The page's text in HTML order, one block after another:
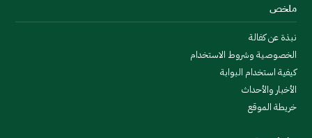
ملخص
نبذة عن كفالة
الخصوصية وشروط الاستخدام
كيفية استخدام البوابة
الأخبار والأحداث
خريطة الموقع